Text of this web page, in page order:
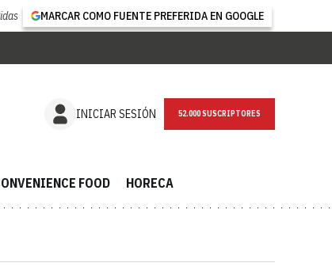
MARCAR COMO FUENTE PREFERIDA EN GOOGLE
INICIAR SESIÓN NEWSLETTER
FOOD HORECA